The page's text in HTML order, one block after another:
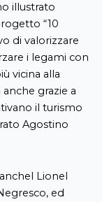
illustrato
“10
di valorizzare
i legami con
vicina alla
grazie a
il turismo
Agostino
Lionel
ed